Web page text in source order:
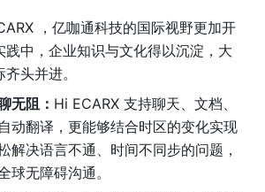
，亿咖通科技的国际视野更加开
践中，企业知识与文化得以沉淀，大
头并进。
无阻： Hi ECARX 支持聊天、文档、
动翻译，更能够结合时区的变化实现
解决语言不通、时间不同步的问题，
球无障碍沟通。